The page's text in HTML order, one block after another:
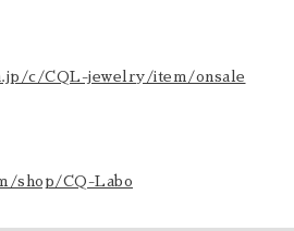
c/CQL-jewelry/item/onsale
shop/CQ-Labo